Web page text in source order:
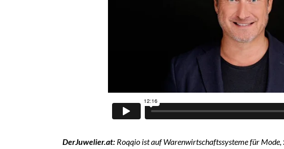
DerJuwelier.at: Roqqio ist auf Warenwirtschaftssysteme für Mode,